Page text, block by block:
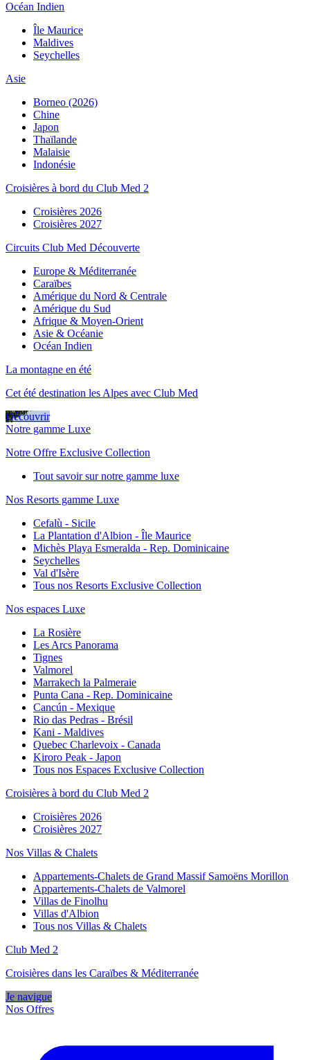
Océan Indien
Île Maurice
Maldives
Seychelles
Asie
Borneo (2026)
Chine
Japon
Thaïlande
Malaisie
Indonésie
Croisières à bord du Club Med 2
Croisières 2026
Croisières 2027
Circuits Club Med Découverte
Europe & Méditerranée
Caraïbes
Amérique du Nord & Centrale
Amérique du Sud
Afrique & Moyen-Orient
Asie & Océanie
Océan Indien
La montagne en été
Cet été destination les Alpes avec Club Med
Découvrir
Notre gamme Luxe
Notre Offre Exclusive Collection
Tout savoir sur notre gamme luxe
Nos Resorts gamme Luxe
Cefalù - Sicile
La Plantation d'Albion - Île Maurice
Michès Playa Esmeralda - Rep. Dominicaine
Seychelles
Val d'Isère
Tous nos Resorts Exclusive Collection
Nos espaces Luxe
La Rosière
Les Arcs Panorama
Tignes
Valmorel
Marrakech la Palmeraie
Punta Cana - Rep. Dominicaine
Cancún - Mexique
Rio das Pedras - Brésil
Kani - Maldives
Quebec Charlevoix - Canada
Kiroro Peak - Japon
Tous nos Espaces Exclusive Collection
Croisières à bord du Club Med 2
Croisières 2026
Croisières 2027
Nos Villas & Chalets
Appartements-Chalets de Grand Massif Samoëns Morillon
Appartements-Chalets de Valmorel
Villas de Finolhu
Villas d'Albion
Tous nos Villas & Chalets
Club Med 2
Croisières dans les Caraïbes & Méditerranée
Je navigue
Nos Offres